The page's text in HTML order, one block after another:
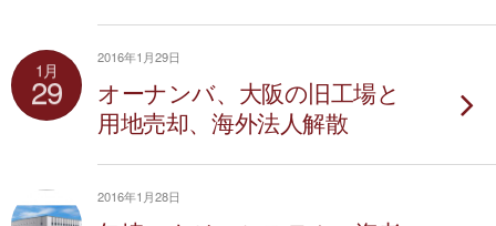
1月
29
2016年1月29日
オーナンバ、大阪の旧工場と
用地売却、海外法人解散
2016年1月28日